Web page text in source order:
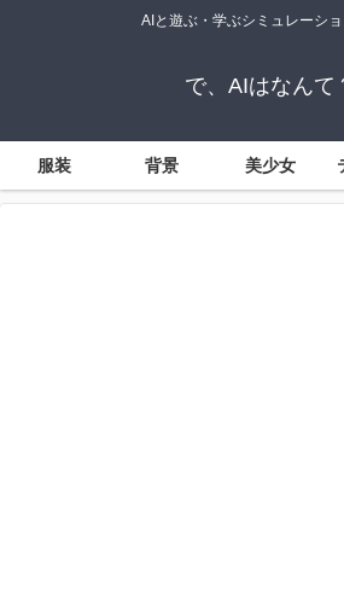
AIと遊ぶ・学ぶシミュレーシ
で、AIはなんて
服装 背景 美少女